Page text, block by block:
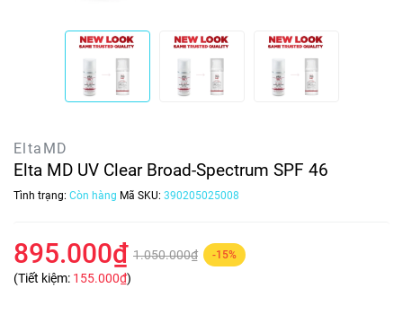
EltaMD
Elta MD UV Clear Broad-Spectrum SPF 46
Tình trạng: Còn hàng Mã SKU: 390205025008
895.000₫ 1.050.000₫ -15%
(Tiết kiệm: 155.000₫)